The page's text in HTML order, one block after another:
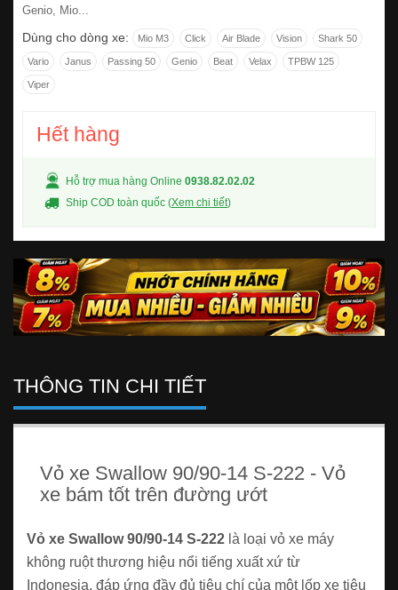
Genio, Mio...
Dùng cho dòng xe: Mio M3 Click Air Blade Vision Shark 50
Vario Janus Passing 50 Genio Beat Velax TPBW 125
Viper
Hết hàng
Hỗ trợ mua hàng Online 0938.82.02.02
Ship COD toàn quốc (Xem chi tiết)
THÔNG TIN CHI TIẾT
Vỏ xe Swallow 90/90-14 S-222 - Vỏ
xe bám tốt trên đường ướt
Vỏ xe Swallow 90/90-14 S-222 là loại vỏ xe máy
không ruột thương hiệu nổi tiếng xuất xứ từ
Indonesia, đáp ứng đầy đủ tiêu chí của một lốp xe tiêu